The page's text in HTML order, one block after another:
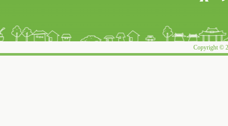
Copyright ©